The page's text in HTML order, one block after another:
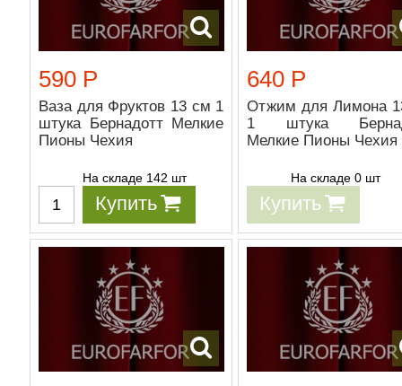
590 Р
Ваза для Фруктов 13 см 1
штука Бернадотт Мелкие
Пионы Чехия
На складе 142 шт
Купить
640 Р
Отжим для Лимона
1 штука
Мелкие Пионы Чехия
На складе 0 шт
Купить